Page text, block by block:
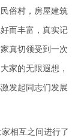
俗村，房屋建筑
而丰富，真实记
真切领受到一次
家的无限遐想，
发起同志们发展
相互之间进行了